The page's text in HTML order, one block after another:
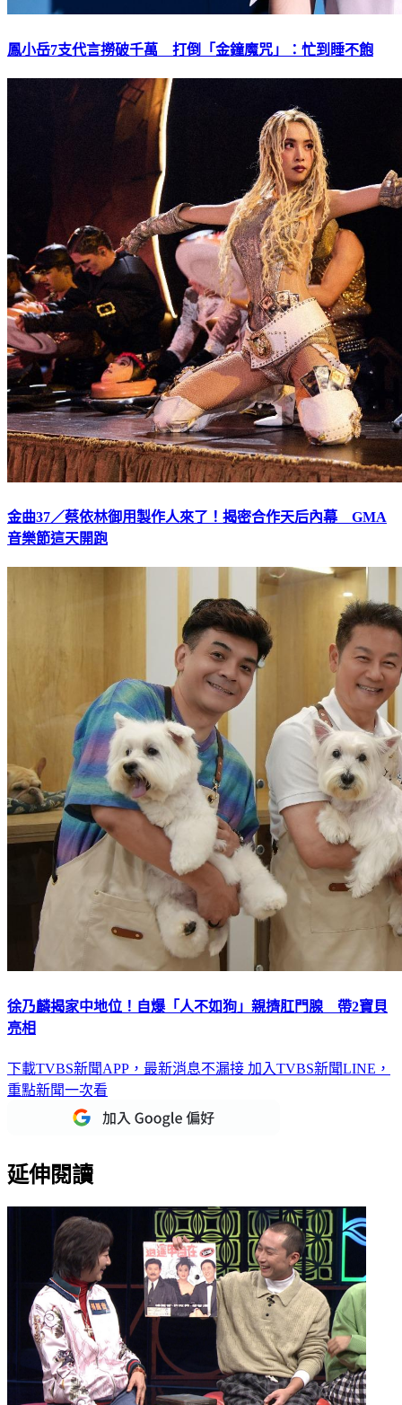
鳳小岳7支代言撈破千萬 打倒「金鐘魔咒」：忙到睡不飽
金曲37／蔡依林御用製作人來了！揭密合作天后內幕 GMA
音樂節這天開跑
徐乃麟揭家中地位！自爆「人不如狗」親擠肛門腺 帶2寶貝
亮相
下載TVBS新聞APP，最新消息不漏接 加入TVBS新聞LINE，
重點新聞一次看
延伸閱讀